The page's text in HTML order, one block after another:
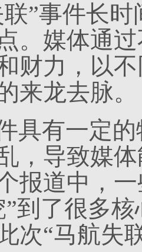
联”事件长
。媒体通
财力，以
来龙去脉。
具有一定
，导致媒
报道中，
”到了很多
次“马航失